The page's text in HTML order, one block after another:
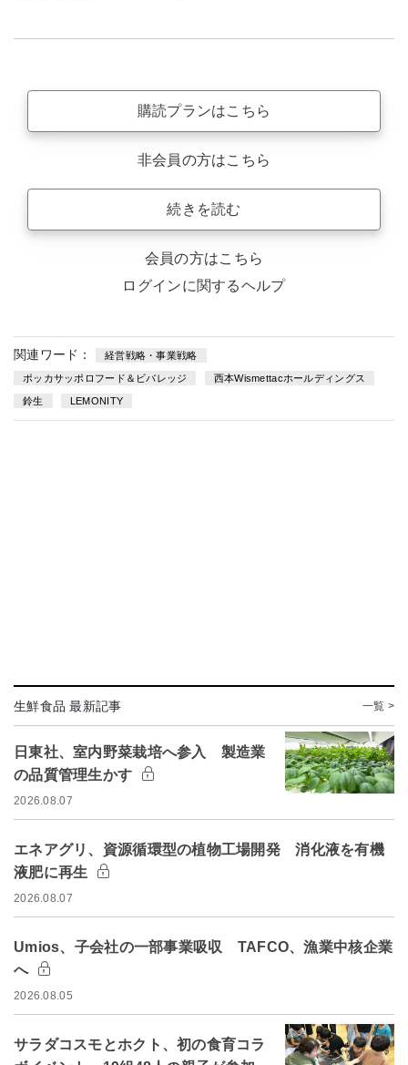
購読プランはこちら
非会員の方はこちら
続きを読む
会員の方はこちら
ログインに関するヘルプ
関連ワード： 経営戦略・事業戦略
ポッカサッポロフード＆ビバレッジ 西本Wismettacホールディングス
鈴生 LEMONITY
生鮮食品 最新記事 一覧 >
日東社、室内野菜栽培へ参入 製造業
の品質管理生かす
2026.08.07
エネアグリ、資源循環型の植物工場開発 消化液を有機
液肥に再生
2026.08.07
Umios、子会社の一部事業吸収 TAFCO、漁業中核企業
へ
2026.08.05
サラダコスモとホクト、初の食育コラ